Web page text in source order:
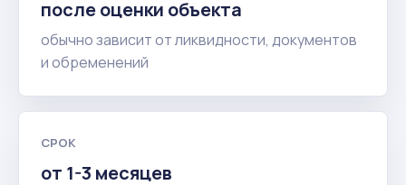
после оценки объекта
обычно зависит от ликвидности, документов
и обременений
СРОК
от 1-3 месяцев